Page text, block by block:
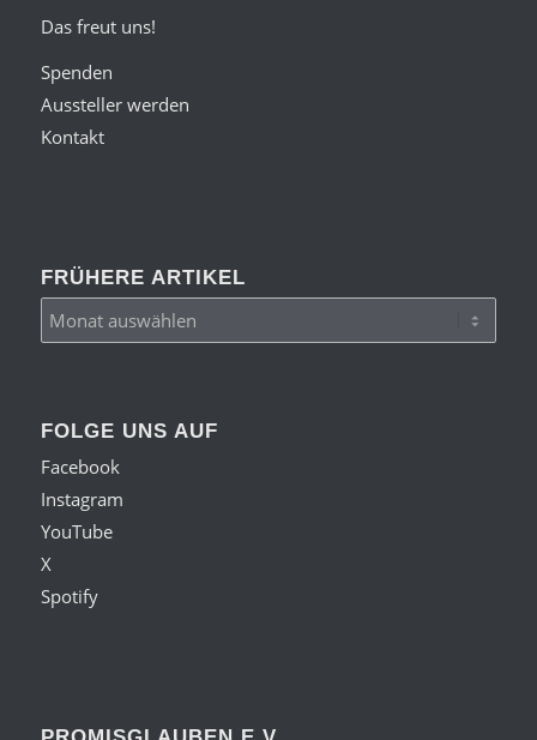
Das freut uns!
Spenden
Aussteller werden
Kontakt
FRÜHERE ARTIKEL
FOLGE UNS AUF
Facebook
Instagram
YouTube
X
Spotify